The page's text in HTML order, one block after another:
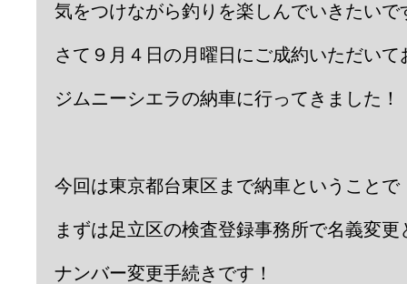
気をつけながら釣りを楽しんでいきたいで
さて９月４日の月曜日にご成約いただいて
ジムニーシエラの納車に行ってきました！
今回は東京都台東区まで納車ということで
まずは足立区の検査登録事務所で名義変更
ナンバー変更手続きです！